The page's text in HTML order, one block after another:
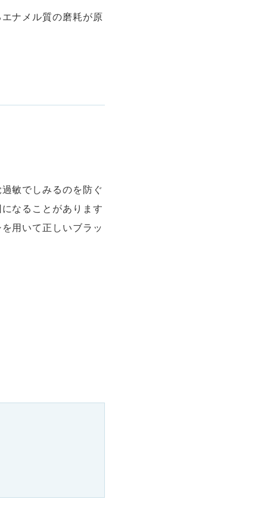
ナメル質の磨耗が原
敏でしみるのを防ぐ
なることがあります
用いて正しいブラッ